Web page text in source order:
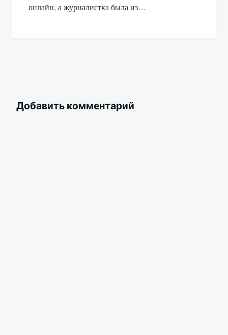
онлайн, а журналистка была из…
Добавить комментарий